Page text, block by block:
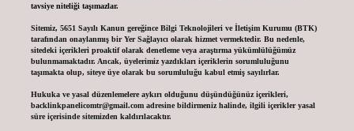
tavsiye niteliği taşımazlar.
Sitemiz, 5651 Sayılı Kanun gereğince Bilgi Teknolojileri ve İletişim Kurumu (BTK)
tarafından onaylanmış bir Yer Sağlayıcı olarak hizmet vermektedir. Bu nedenle,
sitedeki içerikleri proaktif olarak denetleme veya araştırma yükümlülüğümüz
bulunmamaktadır. Ancak, üyelerimiz yazdıkları içeriklerin sorumluluğunu
taşımakta olup, siteye üye olarak bu sorumluluğu kabul etmiş sayılırlar.
Hukuka ve yasal düzenlemelere aykırı olduğunu düşündüğünüz içerikleri,
backlinkpanelicomtr@gmail.comadresine bildirmeniz halinde, ilgili içerikler yasal
süre içerisinde sitemizden kaldırılacaktır.